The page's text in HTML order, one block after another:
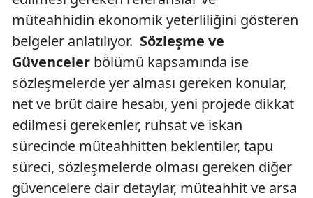
müteahhidin ekonomik yeterliliğini gösteren
belgeler anlatılıyor. Sözleşme ve
Güvenceler bölümü kapsamında ise
sözleşmelerde yer alması gereken konular,
net ve brüt daire hesabı, yeni projede dikkat
edilmesi gerekenler, ruhsat ve iskan
sürecinde müteahhitten beklentiler, tapu
süreci, sözleşmelerde olması gereken diğer
güvencelere dair detaylar, müteahhit ve arsa